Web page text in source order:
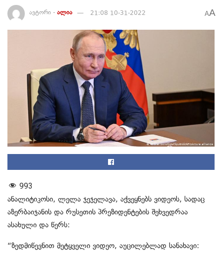
ავტორი - ალია 21:08 10-31-2022 AA
993
ანალიტიკოსი, ლელა ჯეჯელავა, აქვეყნებს ვიდეოს, სადაც
აზერბაიჯანის და რუსეთის პრეზიდენტების შეხვედრაა
ასახული და წერს:
“ზედმიწევნით მეტყველი ვიდეო, აუცილებლად სანახავი: